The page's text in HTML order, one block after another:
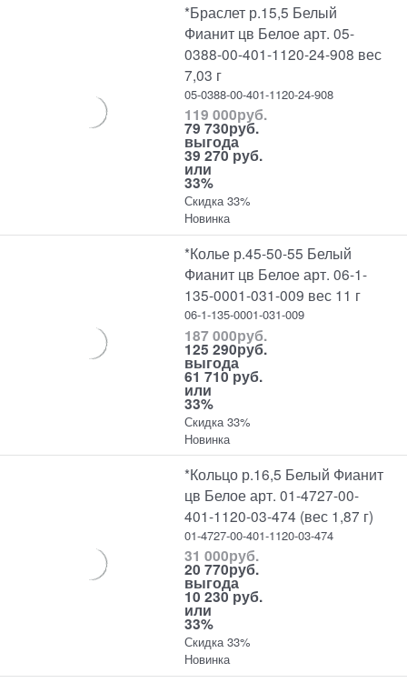
*Браслет р.15,5 Белый
Фианит цв Белое арт. 05-
0388-00-401-1120-24-908 вес
7,03 г
05-0388-00-401-1120-24-908
119 000руб.
79 730руб.
выгода
39 270 руб.
или
33%
Скидка 33%
Новинка
*Колье р.45-50-55 Белый
Фианит цв Белое арт. 06-1-
135-0001-031-009 вес 11 г
06-1-135-0001-031-009
187 000руб.
125 290руб.
выгода
61 710 руб.
или
33%
Скидка 33%
Новинка
*Кольцо р.16,5 Белый Фианит
цв Белое арт. 01-4727-00-
401-1120-03-474 (вес 1,87 г)
01-4727-00-401-1120-03-474
31 000руб.
20 770руб.
выгода
10 230 руб.
или
33%
Скидка 33%
Новинка